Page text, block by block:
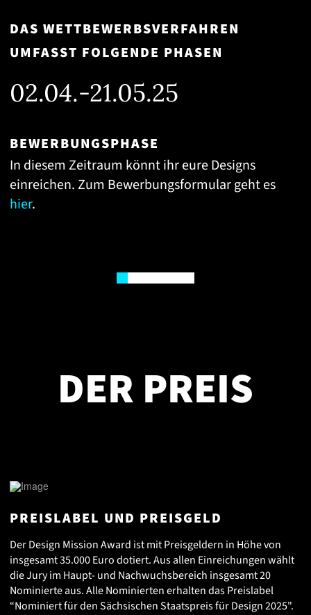
DAS WETTBEWERBSVERFAHREN
UMFASST FOLGENDE PHASEN
02.04.-21.05.25
BEWERBUNGSPHASE
In diesem Zeitraum könnt ihr eure Designs
einreichen. Zum Bewerbungsformular geht es
hier.
0 1 2 3 4 5 6
DER PREIS
PREISLABEL UND PREISGELD
Der Design Mission Award ist mit Preisgeldern in Höhe von
insgesamt 35.000 Euro dotiert. Aus allen Einreichungen wählt
die Jury im Haupt- und Nachwuchsbereich insgesamt 20
Nominierte aus. Alle Nominierten erhalten das Preislabel
“Nominiert für den Sächsischen Staatspreis für Design 2025".